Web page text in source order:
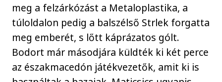
meg a felzárkózást a Metaloplastika, a
túloldalon pedig a balszélső Strlek forgatta
meg emberét, s lőtt káprázatos gólt.
Bodort már másodjára küldték ki két perce
az északmacedón játékvezetők, amit ki is